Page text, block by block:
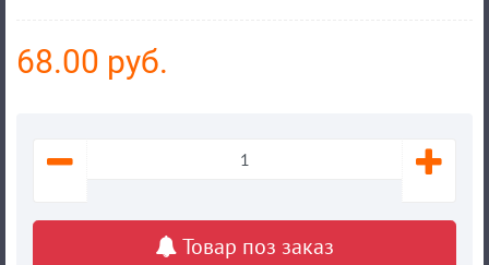
68.00 руб.
Товар поз заказ